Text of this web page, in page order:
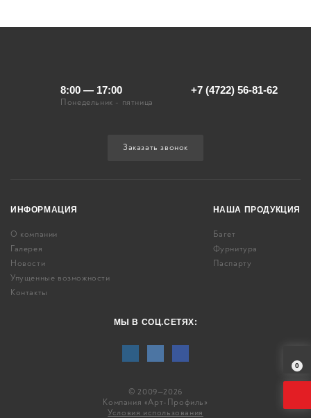
8:00 — 17:00
Понедельник - пятница
+7 (4722) 56-81-62
Заказать звонок
МЫ В СОЦ.СЕТЯХ:
© 2009—2026
Компания «Арт-Профиль»
Условия использования
ИНФОРМАЦИЯ
О компании
Галерея
Новости
Упущенные возможности
Контакты
НАША ПРОДУКЦИЯ
Багет
Фурнитура
Паспарту
0